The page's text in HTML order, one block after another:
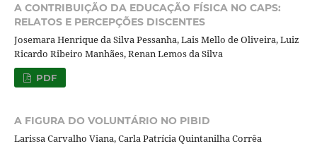
A CONTRIBUIÇÃO DA EDUCAÇÃO FÍSICA NO CAPS:
RELATOS E PERCEPÇÕES DISCENTES
Josemara Henrique da Silva Pessanha, Lais Mello de Oliveira, Luiz
Ricardo Ribeiro Manhães, Renan Lemos da Silva
PDF
A FIGURA DO VOLUNTÁRIO NO PIBID
Larissa Carvalho Viana, Carla Patrícia Quintanilha Corrêa